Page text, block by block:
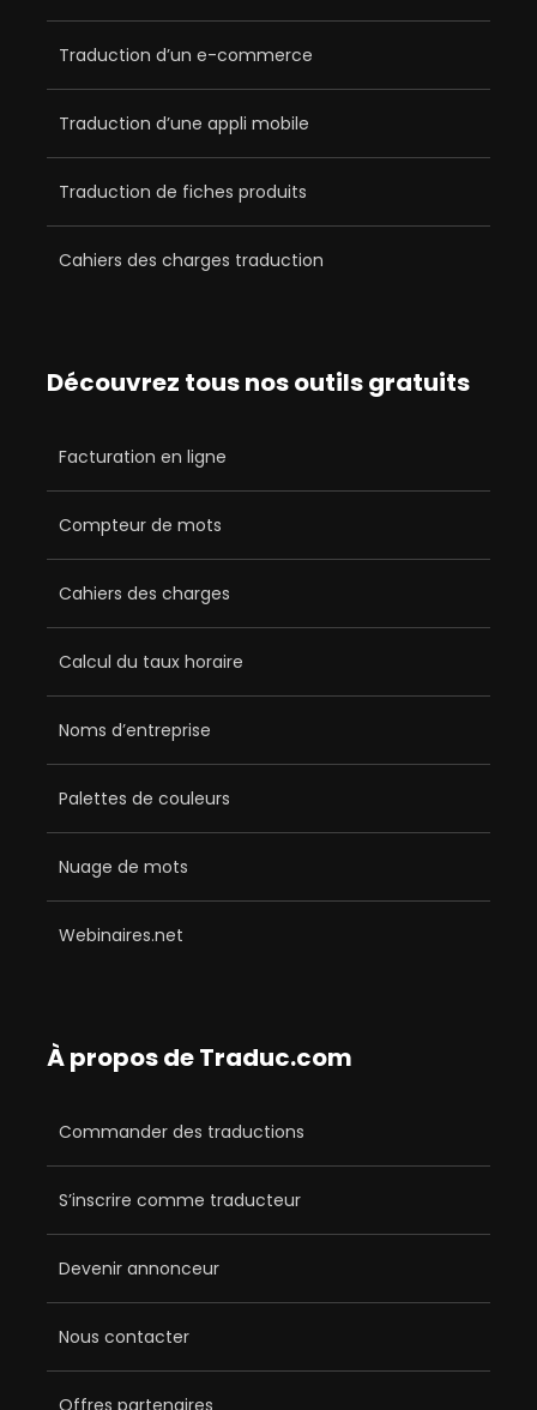
Traduction d’un e-commerce
Traduction d’une appli mobile
Traduction de fiches produits
Cahiers des charges traduction
Découvrez tous nos outils gratuits
Facturation en ligne
Compteur de mots
Cahiers des charges
Calcul du taux horaire
Noms d’entreprise
Palettes de couleurs
Nuage de mots
Webinaires.net
À propos de Traduc.com
Commander des traductions
S’inscrire comme traducteur
Devenir annonceur
Nous contacter
Offres partenaires